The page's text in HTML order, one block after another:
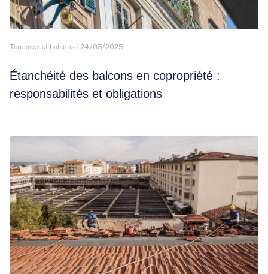
Terrasses et balcons 24/03/2025
Étanchéité des balcons en copropriété :
responsabilités et obligations